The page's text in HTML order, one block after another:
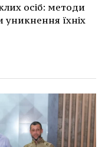
осіб: методи
уникнення їхніх